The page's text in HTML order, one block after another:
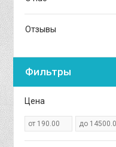
Отзывы
Фильтры
Цена